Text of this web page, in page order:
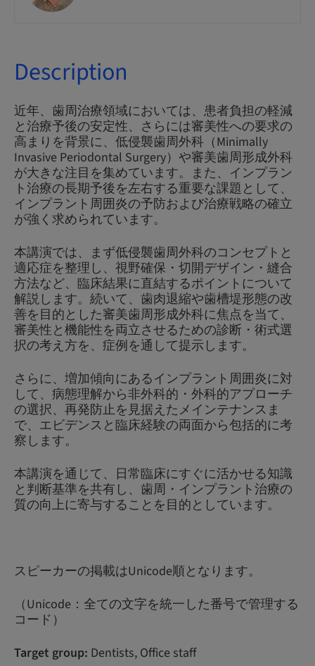
Description
近年、歯周治療領域においては、患者負担の軽減
と治療予後の安定性、さらには審美性への要求の
高まりを背景に、低侵襲歯周外科（Minimally
Invasive Periodontal Surgery）や審美歯周形成外科
が大きな注目を集めています。また、インプラン
ト治療の長期予後を左右する重要な課題として、
インプラント周囲炎の予防および治療戦略の確立
が強く求められています。
本講演では、まず低侵襲歯周外科のコンセプトと
適応症を整理し、視野確保・切開デザイン・縫合
方法など、臨床結果に直結するポイントについて
解説します。続いて、歯肉退縮や歯槽堤形態の改
善を目的とした審美歯周形成外科に焦点を当て、
審美性と機能性を両立させるための診断・術式選
択の考え方を、症例を通して提示します。
さらに、増加傾向にあるインプラント周囲炎に対
して、病態理解から非外科的・外科的アプローチ
の選択、再発防止を見据えたメインテナンスま
で、エビデンスと臨床経験の両面から包括的に考
察します。
本講演を通じて、日常臨床にすぐに活かせる知識
と判断基準を共有し、歯周・インプラント治療の
質の向上に寄与することを目的としています。
スピーカーの掲載はUnicode順となります。
（Unicode：全ての文字を統一した番号で管理する
コード）
Target group: Dentists, Office staff